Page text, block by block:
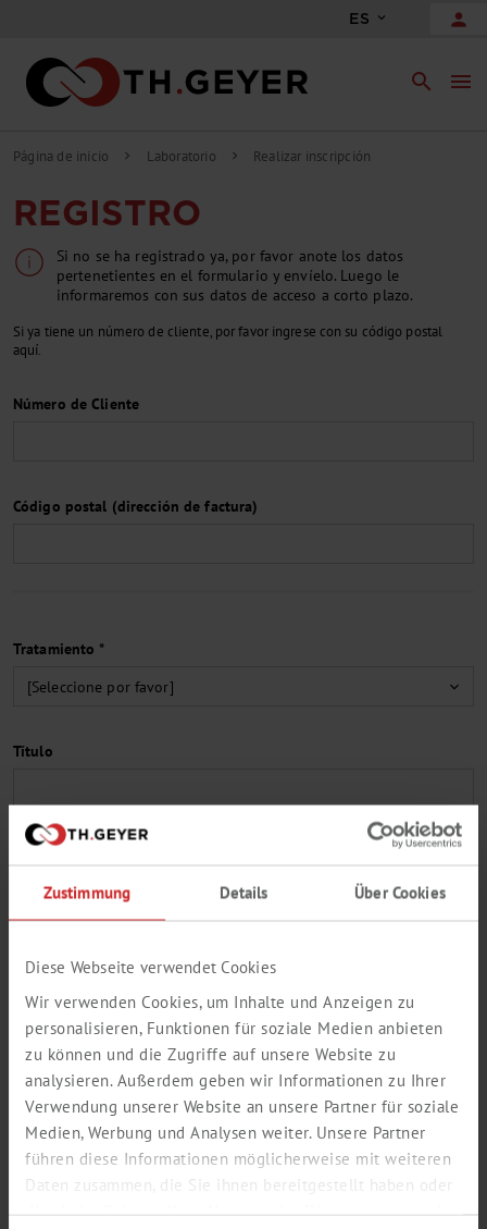
Zustimmung Details Über Cookies
Diese Webseite verwendet Cookies
Wir verwenden Cookies, um Inhalte und Anzeigen zu
personalisieren, Funktionen für soziale Medien anbieten
zu können und die Zugriffe auf unsere Website zu
analysieren. Außerdem geben wir Informationen zu Ihrer
Verwendung unserer Website an unsere Partner für soziale
Medien, Werbung und Analysen weiter. Unsere Partner
führen diese Informationen möglicherweise mit weiteren
Daten zusammen, die Sie ihnen bereitgestellt haben oder
die sie im Rahmen Ihrer Nutzung der Dienste gesammelt
ES person
search menu
Página de inicio chevron_right Laboratorio chevron_right Realizar inscripción
REGISTRO
Si no se ha registrado ya, por favor anote los datos
pertenetientes en el formulario y envíelo. Luego le
informaremos con sus datos de acceso a corto plazo.
Si ya tiene un número de cliente, por favor ingrese con su código postal
aquí.
Número de Cliente
Código postal (dirección de factura)
Tratamiento *
Título
Correo electrónico *
Repita su correo electrónico *